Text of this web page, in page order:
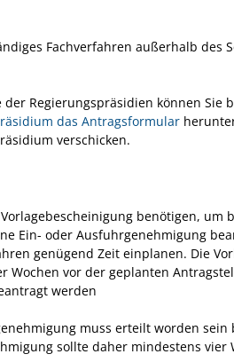
Fachverfahren außerhalb des
der Regierungspräsidien können Sie
das Antragsformular
verschicken.
benötigen, um
Ein- oder Ausfuhrgenehmigung
genügend Zeit einplanen. Die
Wochen vor der geplanten
werden
muss erteilt worden
sollte daher mindestens vier